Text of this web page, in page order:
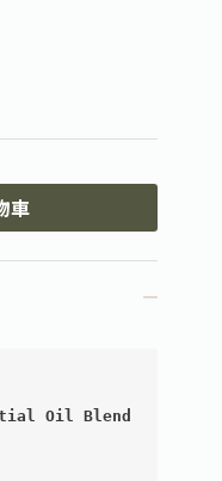
車
Oil Blend